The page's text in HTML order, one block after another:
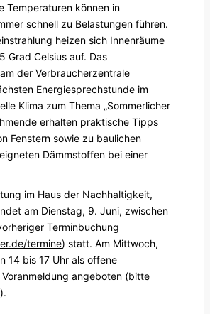
Temperaturen können in
schnell zu Belastungen führen.
heizen sich Innenräume
Grad Celsius auf. Das
der Verbraucherzentrale
Energiesprechstunde im
Klima zum Thema „Sommerlicher
erhalten praktische Tipps
Fenstern sowie zu baulichen
Dämmstoffen bei einer
im Haus der Nachhaltigkeit,
am Dienstag, 9. Juni, zwischen
Terminbuchung
termine) statt. Am Mittwoch,
14 bis 17 Uhr als offene
angeboten (bitte